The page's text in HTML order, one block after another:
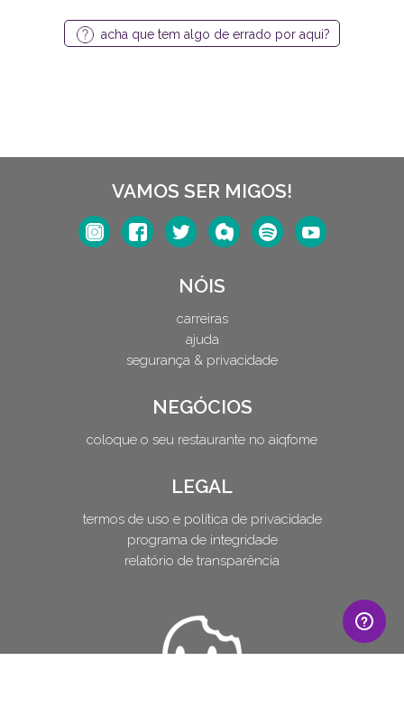
acha que tem algo de errado por aqui?
VAMOS SER MIGOS!
NÓIS
carreiras
ajuda
segurança & privacidade
NEGÓCIOS
coloque o seu restaurante no aiqfome
LEGAL
termos de uso e política de privacidade
programa de integridade
relatório de transparência